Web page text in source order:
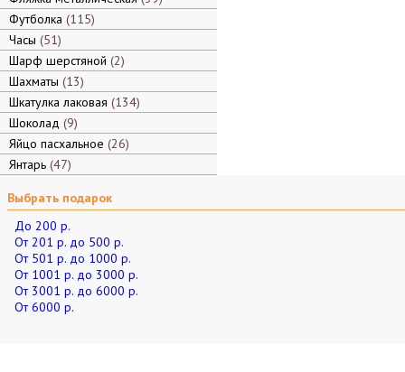
Футболка 115
Часы 51
Шарф шерстяной 2
Шахматы 13
Шкатулка лаковая 134
Шоколад 9
Яйцо пасхальное 26
Янтарь 47
Выбрать подарок
До 200 р.
От 201 р. до 500 р.
От 501 р. до 1000 р.
От 1001 р. до 3000 р.
От 3001 р. до 6000 р.
От 6000 р.